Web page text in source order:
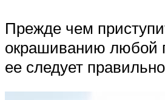
Прежде чем
окрашиванию любой
ее следует